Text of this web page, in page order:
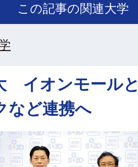
この記事の関連大学
イオンモール
など連携へ